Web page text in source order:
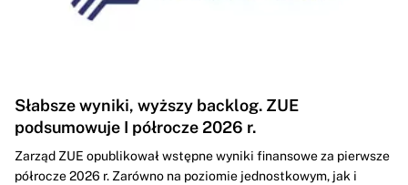
Słabsze wyniki, wyższy backlog. ZUE
podsumowuje I półrocze 2026 r.
Zarząd ZUE opublikował wstępne wyniki finansowe za pierwsze
półrocze 2026 r. Zarówno na poziomie jednostkowym, jak i